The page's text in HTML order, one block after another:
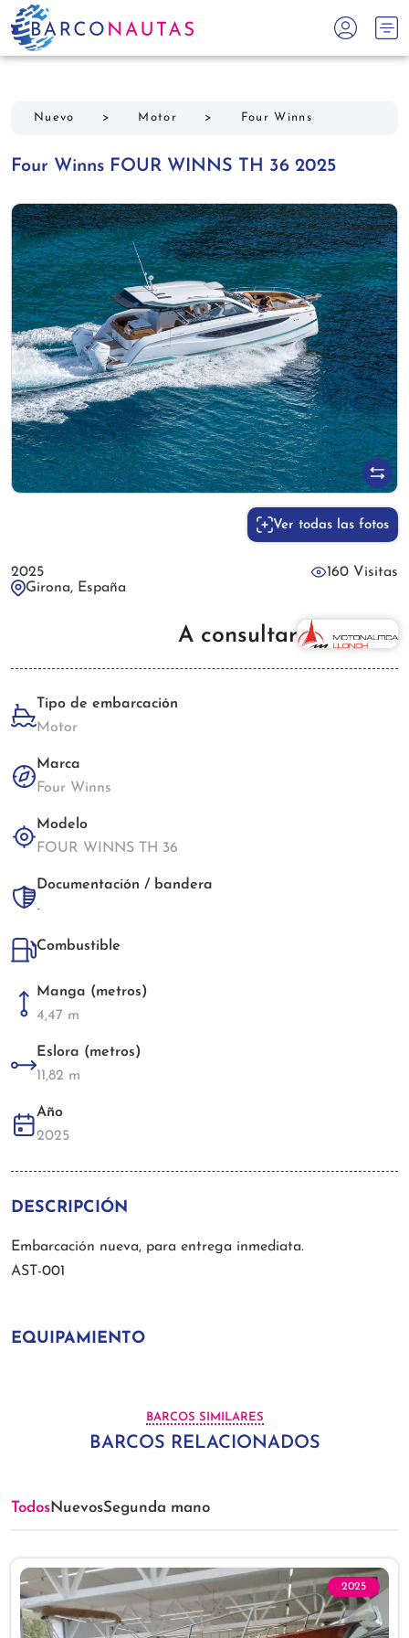
Nuevo > Motor > Four Winns
Four Winns FOUR WINNS TH 36 2025
Ver todas las fotos
2025
160 Visitas
Girona, España
A consultar
Tipo de embarcación
Motor
Marca
Four Winns
Modelo
FOUR WINNS TH 36
Documentación / bandera
-
Combustible
Manga (metros)
4,47 m
Eslora (metros)
11,82 m
Año
2025
DESCRIPCIÓN
Embarcación nueva, para entrega inmediata.
AST-001
EQUIPAMIENTO
BARCOS SIMILARES
BARCOS RELACIONADOS
TodosNuevosSegunda mano
2025